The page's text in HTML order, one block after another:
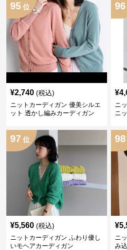
95 位
¥2,740 (税込)
ニットカーディガン 優美シルエ
ット 透かし編みカーディガン
96
¥
ニ
ニ
97 位
¥5,560 (税込)
ニットカーディガン ふわり優し
いモヘアカーディガン
98
¥
ニ
み